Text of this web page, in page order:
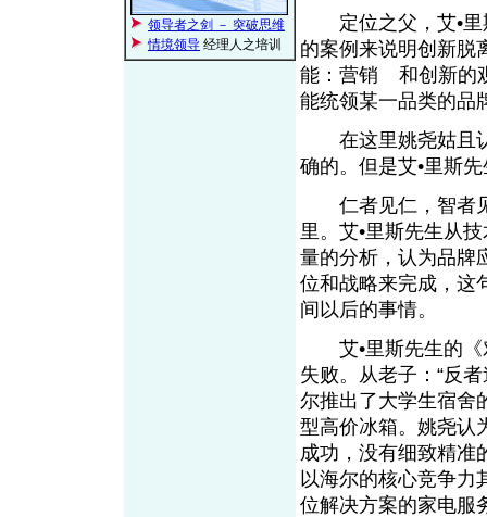
领导者之剑 － 突破思维
情境领导 经理人之培训
定位之父，艾•里
的案例来说明创新脱
能：营销
和创新的
能统领某一品类
在这里姚尧姑且认
确的。但是艾•里
仁者见仁，智者见
里。艾•里斯先生从
量的分析，认为品牌
位和战略来完成，这
间以后的事情。
艾•里斯先生的《
失败。从老子：“反
尔推出了大学生宿舍
型高价冰箱。姚尧认
成功，没有细致精准
以海尔的核心竞争力
位解决方案的家电